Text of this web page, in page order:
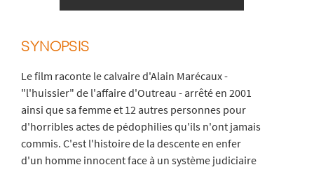
SYNOPSIS
Le film raconte le calvaire d'Alain Marécaux -
"l'huissier" de l'affaire d'Outreau - arrêté en 2001
ainsi que sa femme et 12 autres personnes pour
d'horribles actes de pédophilies qu'ils n'ont jamais
commis. C'est l'histoire de la descente en enfer
d'un homme innocent face à un système judiciaire